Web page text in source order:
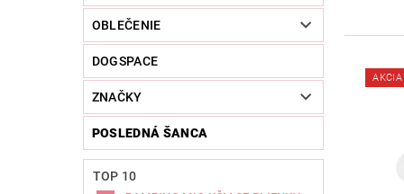
OBLEČENIE
DOGSPACE
ZNAČKY
POSLEDNÁ ŠANCA
TOP 10
AKCIA